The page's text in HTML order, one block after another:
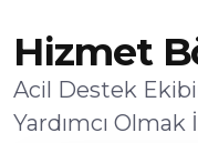
Hizmet
Acil Destek
Yardımcı